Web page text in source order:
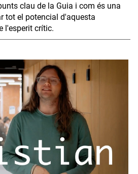
clau de la Guia i com és una
tot el potencial d'aquesta
l'esperit crític.